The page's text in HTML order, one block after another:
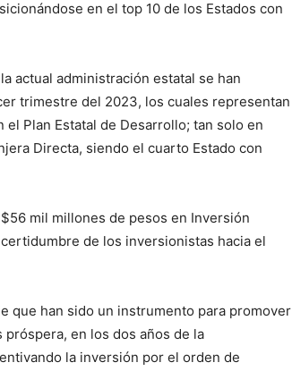
en el top 10 de los Estados con
actual administración estatal se han
trimestre del 2023, los cuales representan
el Plan Estatal de Desarrollo; tan solo en
Directa, siendo el cuarto Estado con
mil millones de pesos en Inversión
de los inversionistas hacia el
que han sido un instrumento para promover
en los dos años de la
la inversión por el orden de